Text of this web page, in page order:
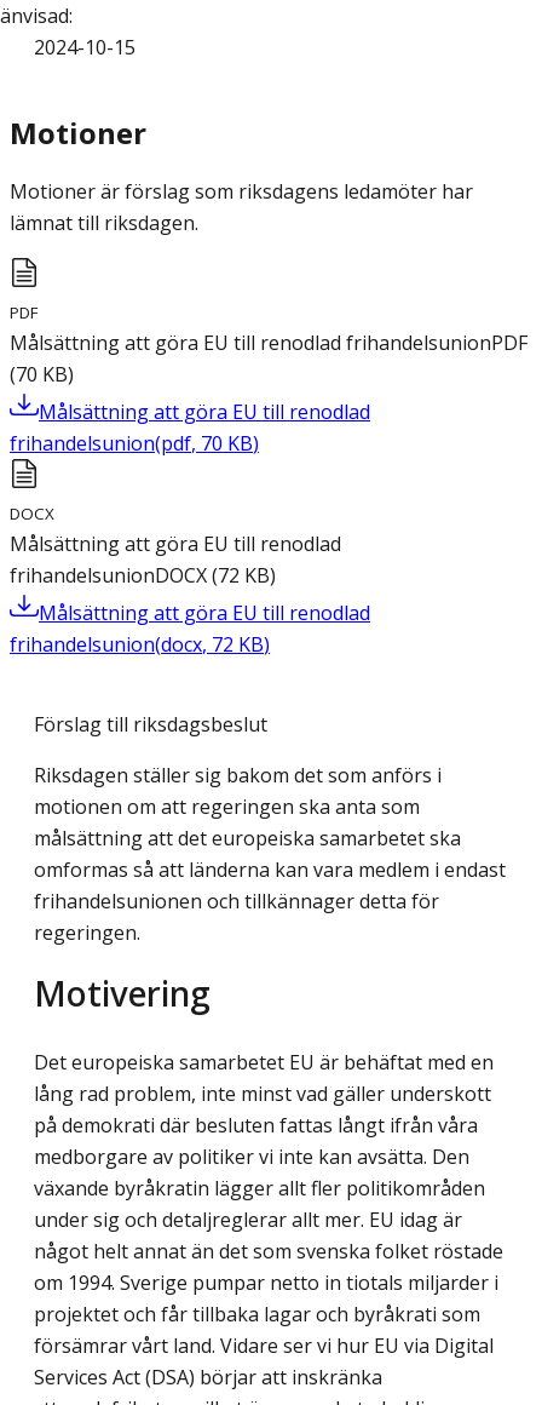
:
2024-10-15
Motioner
Motioner är förslag som riksdagens ledamöter har
lämnat till riksdagen.
PDF
Målsättning att göra EU till renodlad frihandelsunionPDF
(70 KB)
Målsättning att göra EU till renodlad
frihandelsunion(pdf, 70 KB)
DOCX
Målsättning att göra EU till renodlad
frihandelsunionDOCX(72 KB)
Målsättning att göra EU till renodlad
frihandelsunion(docx, 72 KB)
Förslag till riksdagsbeslut
Riksdagen ställer sig bakom det som anförs i
motionen om att regeringen ska anta som
målsättning att det europeiska samarbetet ska
omformas så att länderna kan vara medlem i endast
frihandelsunionen och tillkännager detta för
regeringen.
Motivering
Det europeiska samarbetet EU är behäftat med en
lång rad problem, inte minst vad gäller underskott
på demokrati där besluten fattas långt ifrån våra
medborgare av politiker vi inte kan avsätta. Den
växande byråkratin lägger allt fler politikområden
under sig och detaljreglerar allt mer. EU idag är
något helt annat än det som svenska folket röstade
om 1994. Sverige pumpar netto in tiotals miljarder i
projektet och får tillbaka lagar och byråkrati som
försämrar vårt land. Vidare ser vi hur EU via Digital
Services Act (DSA) börjar att inskränka